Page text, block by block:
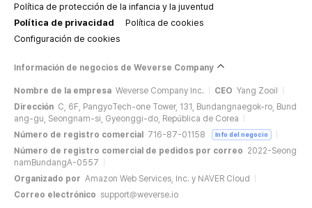
Política de protección de la infancia y la juventud
Política de privacidad
Política de cookies
Configuración de cookies
Información de negocios de Weverse Company
Nombre de la empresa Weverse Company Inc. CEO Yang Zooil
Dirección C, 6F, PangyoTech-one Tower, 131, Bundangnaegok-ro, Bund
ang-gu, Seongnam-si, Gyeonggi-do, República de Corea
Número de registro comercial
716-87-01158 Info del negocio
Número de registro comercial de pedidos por correo 2022-Seong
namBundangA-0557
Organizado por Amazon Web Services, Inc. y NAVER Cloud
Correo electrónico support@weverse.io